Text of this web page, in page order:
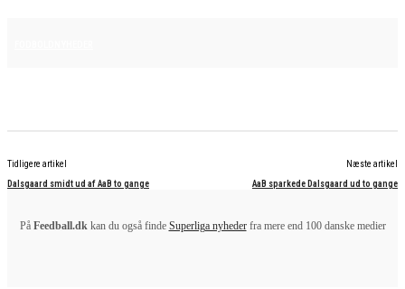
Tidligere artikel
Dalsgaard smidt ud af AaB to gange
Næste artikel
AaB sparkede Dalsgaard ud to gange
På Feedball.dkkan du også finde Superliga nyhederfra mere end 100 danske medier